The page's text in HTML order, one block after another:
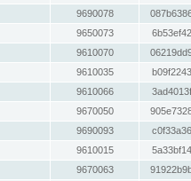
9690078
9650073
9610070
9610035
9610066
9670050
9690093
9610015
9670063